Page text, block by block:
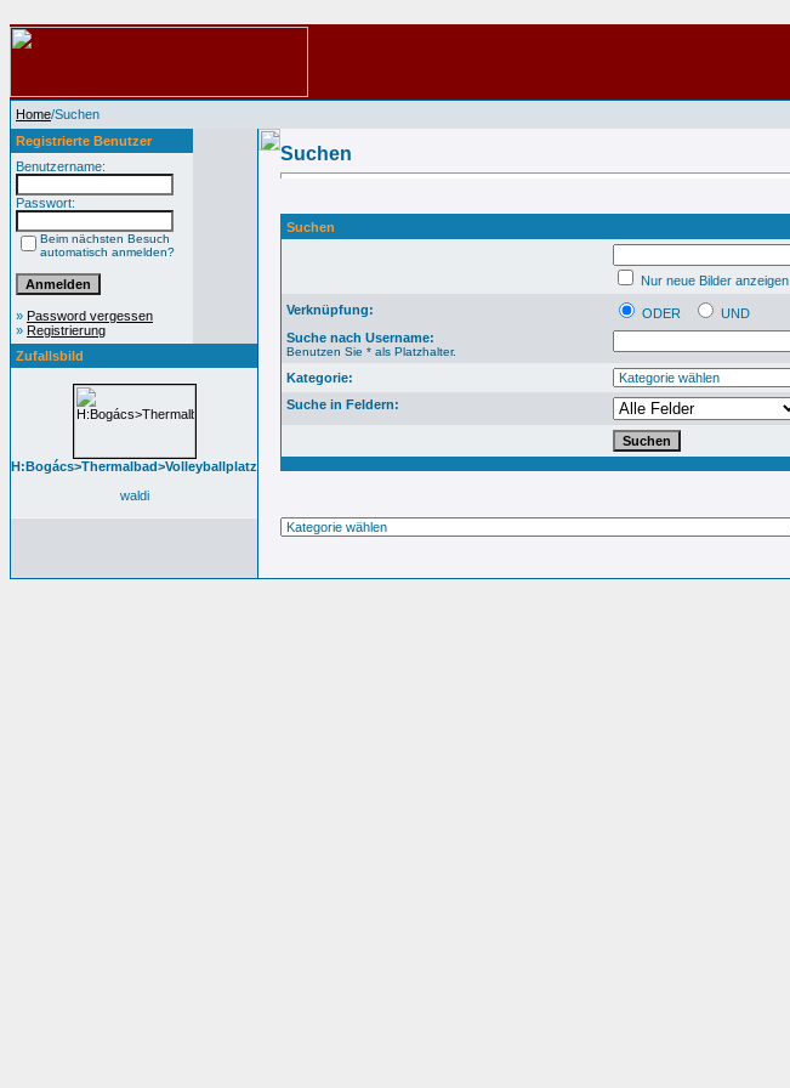
Home/Suchen
Registrierte Benutzer
Benutzername:
Passwort:
Beim nächsten Besuch
automatisch anmelden?
» Password vergessen
» Registrierung
Zufallsbild
H:Bogács>Thermalbad>Volleyballplatz
waldi
Suchen
Suchen
Nur neue Bilder anzeigen
Verknüpfung:
ODER
UND
Suche nach Username:
Benutzen Sie * als Platzhalter.
Kategorie:
Suche in Feldern: